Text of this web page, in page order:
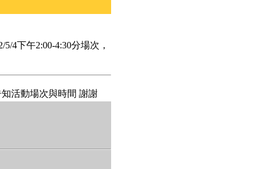
4下午2:00-4:30分場次，
活動場次與時間 謝謝